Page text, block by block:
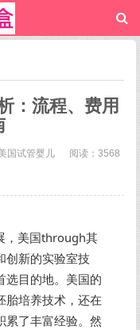
：流程、费用
国试管婴儿
阅读：3568
，美国through其
创新的实验室技
选目的地。美国的
胎培养技术，还在
累了丰富经验。然